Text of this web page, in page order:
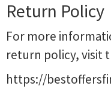
Return Policy
For more
return policy, visit
https://